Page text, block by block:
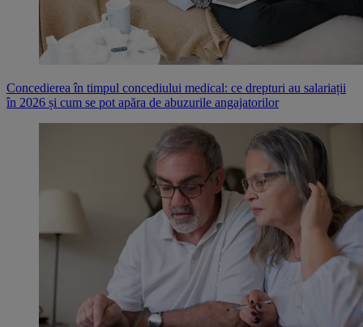
Concedierea în timpul concediului medical: ce drepturi au salariații
în 2026 și cum se pot apăra de abuzurile angajatorilor